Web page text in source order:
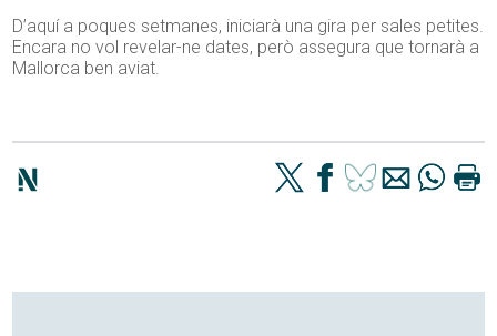
D’aquí a poques setmanes, iniciarà una gira per sales petites.
Encara no vol revelar-ne dates, però assegura que tornarà a
Mallorca ben aviat.